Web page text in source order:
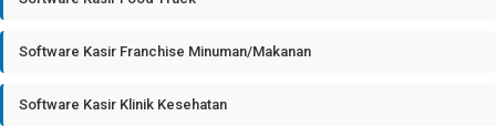
Software Kasir Franchise Minuman/Makanan
Software Kasir Klinik Kesehatan